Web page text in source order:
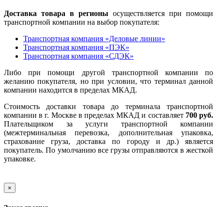
Доставка товара в регионы осуществляется при помощи
транспортной компании на выбор покупателя:
Транспортная компания «Деловые линии»
Транспортная компания «ПЭК»
Транспортная компания «СДЭК»
Либо при помощи другой транспортной компании по
желанию покупателя, но при условии, что терминал данной
компании находится в пределах МКАД.
Стоимость доставки товара до терминала транспортной
компании в г. Москве в пределах МКАД и составляет 700 руб.
Плательщиком за услуги транспортной компании
(межтерминальная перевозка, дополнительная упаковка,
страхование груза, доставка по городу и др.) является
покупатель. По умолчанию все грузы отправляются в жесткой
упаковке.
×